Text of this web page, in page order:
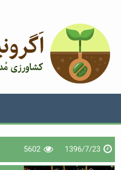
1396/7/23
5602